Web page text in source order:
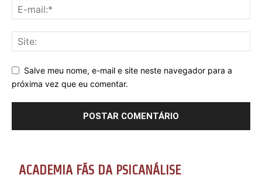
Salve meu nome, e-mail e site neste navegador para a
próxima vez que eu comentar.
ACADEMIA FÃS DA PSICANÁLISE